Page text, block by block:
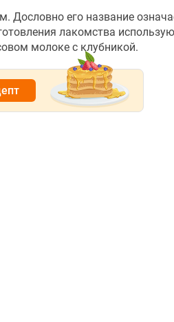
Дословно его название
лакомства
молоке с клубникой.